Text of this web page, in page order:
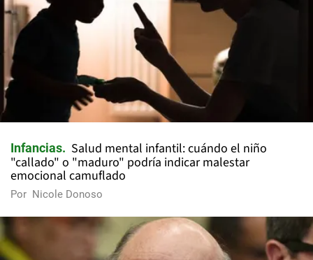
Infancias
Salud mental infantil: cuándo el niño
"callado" o "maduro" podría indicar malestar
emocional camuflado
Por Nicole Donoso